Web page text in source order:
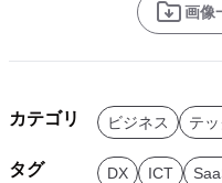
画像
カテゴリ ビジネス テッ
タグ DX ICT